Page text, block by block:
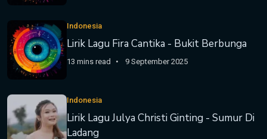
Indonesia
Lirik Lagu Fira Cantika - Bukit Berbunga
13 mins read 9 September 2025
Indonesia
Lirik Lagu Julya Christi Ginting - Sumur Di
Ladang